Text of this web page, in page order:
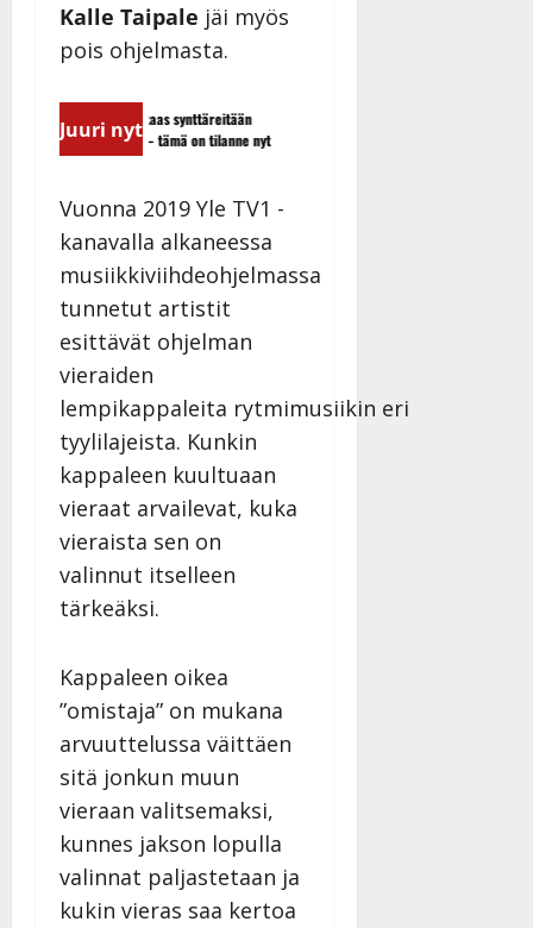
Kalle Taipale jäi myös
pois ohjelmasta.
Juuri nyt
viettää taas synttäreitään
– tämä on tilanne nyt
Vuonna 2019 Yle TV1 -
kanavalla alkaneessa
musiikkiviihdeohjelmassa
tunnetut artistit
esittävät ohjelman
vieraiden
lempikappaleita rytmimusiikin eri
tyylilajeista. Kunkin
kappaleen kuultuaan
vieraat arvailevat, kuka
vieraista sen on
valinnut itselleen
tärkeäksi.
Kappaleen oikea
”omistaja” on mukana
arvuuttelussa väittäen
sitä jonkun muun
vieraan valitsemaksi,
kunnes jakson lopulla
valinnat paljastetaan ja
kukin vieras saa kertoa